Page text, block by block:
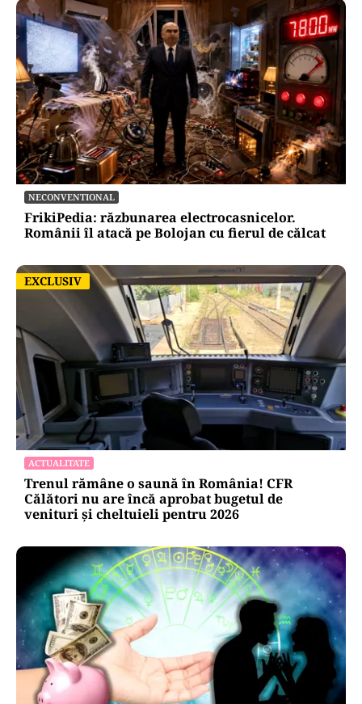
NECONVENTIONAL
FrikiPedia: răzbunarea electrocasnicelor.
Românii îl atacă pe Bolojan cu fierul de călcat
EXCLUSIV
EXCLUSIV
ACTUALITATE
Trenul rămâne o saună în România! CFR
Călători nu are încă aprobat bugetul de
venituri și cheltuieli pentru 2026